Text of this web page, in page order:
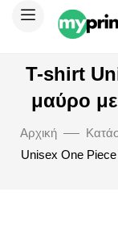
T-shirt
μαύρο
Αρχική
Unisex One